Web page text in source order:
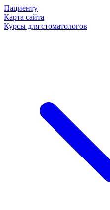
Пациенту
Карта сайта
Курсы для стоматологов